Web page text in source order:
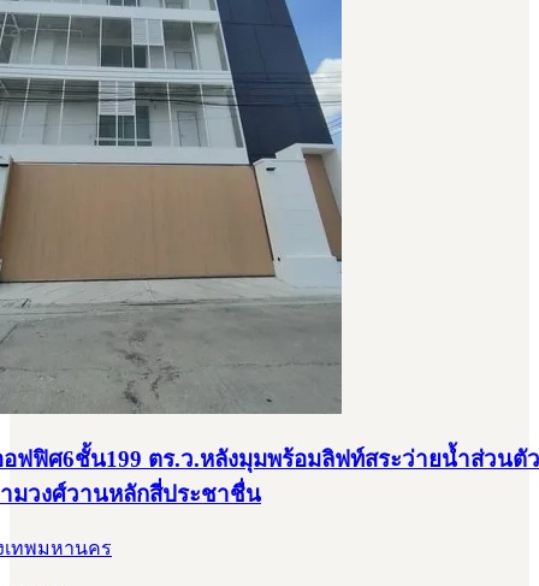
ฟฟิศ6ชั้น199 ตร.ว.หลังมุมพร้อมลิฟท์สระว่ายน้ำส่วนตั
มวงศ์วานหลักสี่ประชาชื่น
เทพมหานคร